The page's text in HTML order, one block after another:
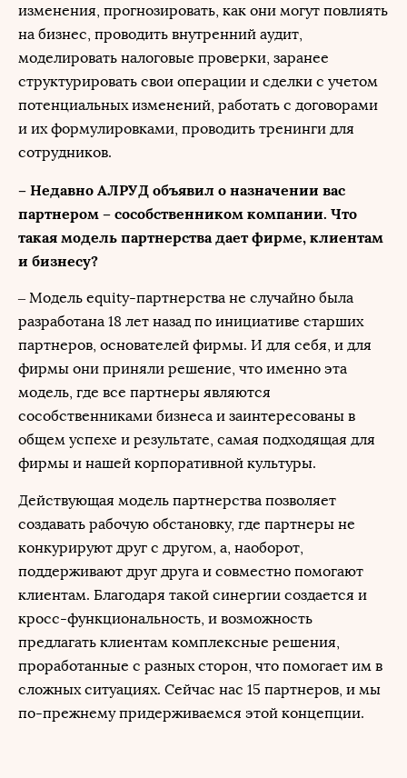
изменения, прогнозировать, как они могут повлиять
на бизнес, проводить внутренний аудит,
моделировать налоговые проверки, заранее
структурировать свои операции и сделки с учетом
потенциальных изменений, работать с договорами
и их формулировками, проводить тренинги для
сотрудников.
– Недавно АЛРУД объявил о назначении вас
партнером – сособственником компании. Что
такая модель партнерства дает фирме, клиентам
и бизнесу?
– Модель equity-партнерства не случайно была
разработана 18 лет назад по инициативе старших
партнеров, основателей фирмы. И для себя, и для
фирмы они приняли решение, что именно эта
модель, где все партнеры являются
сособственниками бизнеса и заинтересованы в
общем успехе и результате, самая подходящая для
фирмы и нашей корпоративной культуры.
Действующая модель партнерства позволяет
создавать рабочую обстановку, где партнеры не
конкурируют друг с другом, а, наоборот,
поддерживают друг друга и совместно помогают
клиентам. Благодаря такой синергии создается и
кросс-функциональность, и возможность
предлагать клиентам комплексные решения,
проработанные с разных сторон, что помогает им в
сложных ситуациях. Сейчас нас 15 партнеров, и мы
по-прежнему придерживаемся этой концепции.